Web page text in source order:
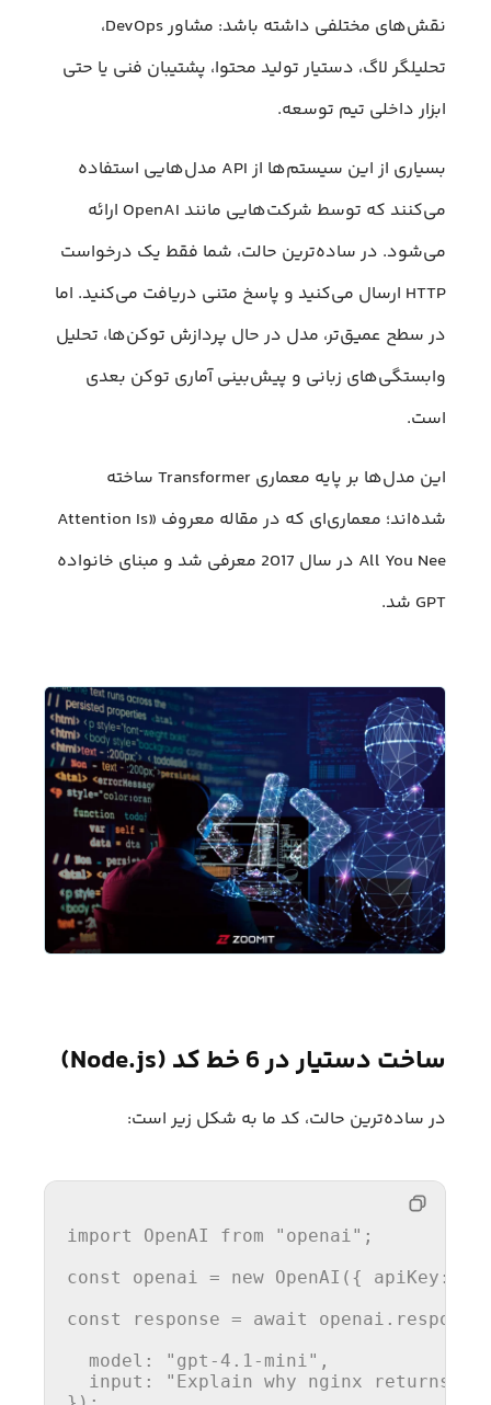
نقش‌های مختلفی داشته باشد: مشاور DevOps،
تحلیلگر لاگ، دستیار تولید محتوا، پشتیبان فنی یا حتی
ابزار داخلی تیم توسعه.
بسیاری از این سیستم‌ها از API مدل‌هایی استفاده
می‌کنند که توسط شرکت‌هایی مانند OpenAI ارائه
می‌شود. در ساده‌ترین حالت، شما فقط یک درخواست
HTTP ارسال می‌کنید و پاسخ متنی دریافت می‌کنید. اما
در سطح عمیق‌تر، مدل در حال پردازش توکن‌ها، تحلیل
وابستگی‌های زبانی و پیش‌بینی آماری توکن بعدی
است.
این مدل‌ها بر پایه معماری Transformer ساخته
شده‌اند؛ معماری‌ای که در مقاله معروف «Attention Is
All You Nee در سال 2017 معرفی شد و مبنای خانواده
GPT شد.
ساخت دستیار در 6 خط کد (Node.js)
در ساده‌ترین حالت، کد ما به شکل زیر است:
import OpenAI from "openai" ;
const
openai = new OpenAI ({ apiKey :
const
response = await openai.
model : "gpt-4.1-mini" ,
input :
"Explain why nginx returns 502